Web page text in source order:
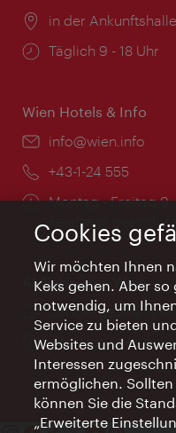
Ort:
in der Ankunftshalle
Öffnungszeiten:
Täglich 9 - 18 Uhr
Wien Hotels & Info
Email:
info@wien.info
Telefon:
+43-1-24 555
Öffnungszeiten:
Montag - Freitag 9
Feiertags
AI Concierge Wien
Ort:
concierge.wien.info
Öffnungszeiten:
Informationen
Cookies
Wir möchten Ihnen
Keks gehen. Aber so
notwendig, um
Service zu bieten
Websites und
Interessen
ermöglichen.
können Sie die
„Erweiterte